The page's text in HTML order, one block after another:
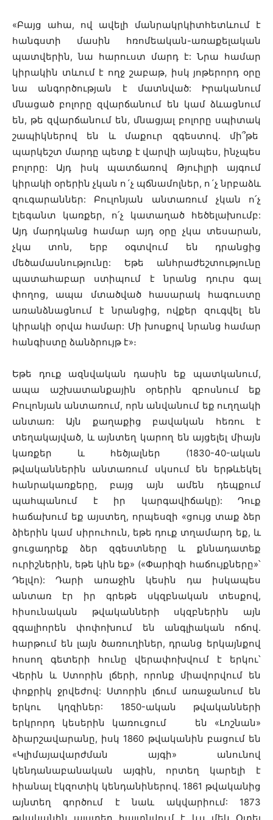
«Բայց ահա, ով ավելի մանրակրկիտհետևում է
հանգստի մասին հռոմեական-առաքելական
պատվերին, նա հարուստ մարդ է: Նրա համար
կիրակին տևում է ողջ շաբաթ, իսկ յոթերորդ օրը
նա անգործության է մատնված: Իրականում
մնացած բոլորը զվարճանում են կամ ձևացնում
են, թե զվարճանում են, մնացյալ բոլորը սպիտակ
շապիկներով են և մաքուր զգեստով. մի՞թե
պարկեշտ մարդը պետք է վարվի այնպես, ինչպես
բոլորը: Այդ իսկ պատճառով Թյուիլրի այգում
կիրակի օրերին չկան ո´չ պճնամոլներ, ո´չ նրբաձև
զուգարաններ: Բուլոնյան անտառում չկան ո՛չ
էլեգանտ կառքեր, ո՛չ կատաղած հեծելախումբ:
Այդ մարդկանց համար այդ օրը չկա տեսարան,
չկա տոն, երբ օգտվում են դրանցից
մեծամասնությունը: Եթե անհրաժեշտությունը
պատահաբար ստիպում է նրանց դուրս գալ
փողոց, ապա մտածված հասարակ հագուստը
առանձնացնում է նրանցից, ովքեր զուգվել են
կիրակի օրվա համար: Մի խոսքով նրանց համար
հանգիստը ձանձրույթ է»։
Եթե դուք ազնվական դասին եք պատկանում,
ապա աշխատանքային օրերին զբոսնում եք
Բուլոնյան անտառում, որն անվանում եք ուղղակի
անտառ: Այն քաղաքից բավական հեռու է
տեղակայված, և այնտեղ կարող են այցելել միայն
կառքեր և հեծյալներ (1830-40-ական
թվականներին անտառում սկսում են երթևեկել
հանրակառքերը, բայց այն ամեն դեպքում
պահպանում է իր կարգավիճակը): Դուք
հաճախում եք այստեղ, որպեսզի «ցույց տաք ձեր
ձիերին կամ սիրուհուն, եթե դուք տղամարդ եք, և
ցուցադրեք ձեր զգեստները և քննադատեք
ուրիշներին, եթե կին եք» («Փարիզի հաճույքները»՝
Դելվո): Դարի առաջին կեսին դա իսկապես
անտառ էր իր գրեթե սկզբնական տեսքով,
հիսունական թվականների սկզբներին այն
զգալիորեն փոփոխում են անգլիական ոճով.
հարթում են լայն ծառուղիներ, դրանց երկայնքով
հոսող գետերի հունը վերափոխվում է երկու՝
Վերին և Ստորին լճերի, որոնք միավորվում են
փոքրիկ ջրվեժով: Ստորին լճում առաջանում են
երկու կղզիներ: 1850-ական թվականների
երկրորդ կեսերին կառուցում են «Լոշնան»
ձիարշավարանը, իսկ 1860 թվականին բացում են
«Կլիմայավարժման այգի» անունով
կենդանաբանական այգին, որտեղ կարելի է
հիանալ էկզոտիկ կենդանիներով. 1861 թվականից
այնտեղ գործում է նաև ակվարիում: 1873